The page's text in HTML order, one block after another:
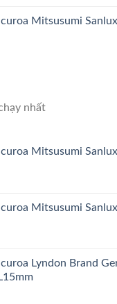
curoa Mitsusumi
nhất
curoa Mitsusumi
curoa Mitsusumi
curoa Lyndon Brand